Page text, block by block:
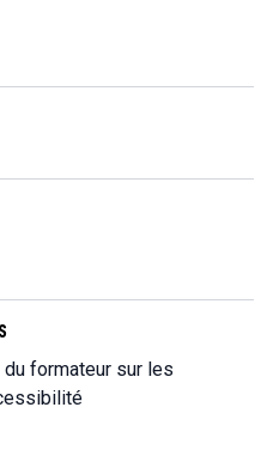
formateur sur les